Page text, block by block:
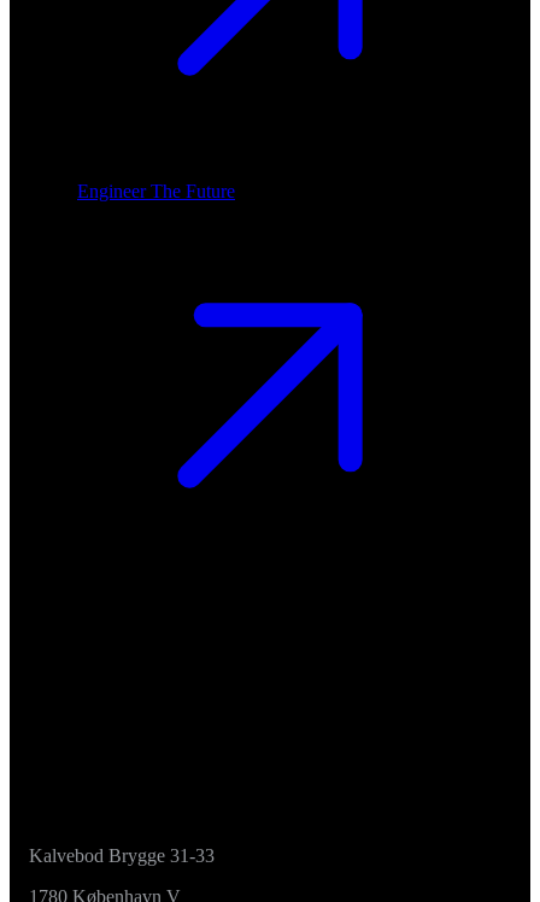
Engineer The Future
Kalvebod Brygge 31-33
1780 København V